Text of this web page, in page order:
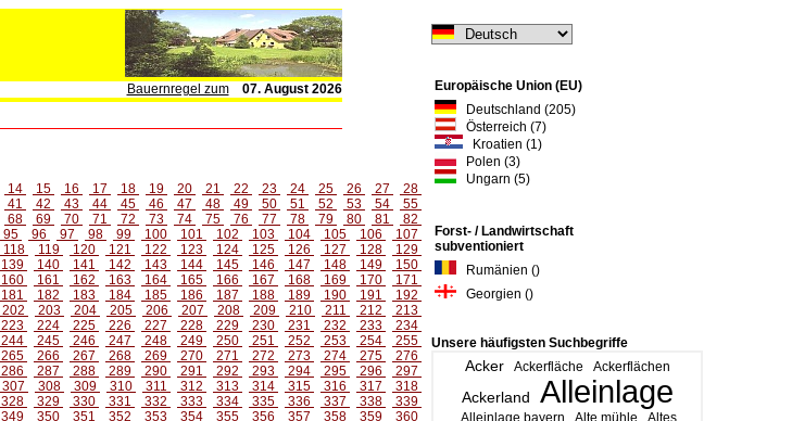
Bauernregel zum
07. August 2026
Europäische Union (EU)
Deutschland (205)
Österreich (7)
Kroatien (1)
Polen (3)
Ungarn (5)
Forst- / Landwirtschaft
subventioniert
Rumänien ()
Georgien ()
Unsere häufigsten Suchbegriffe
Acker Ackerfläche Ackerflächen
Ackerland Alleinlage
Alleinlage bayern Alte mühle
Altes
14 15 16 17 18 19 20 21 22 23 24 25 26 27
28
41 42 43 44 45 46 47 48 49 50 51 52 53 54
55
68 69 70 71 72 73 74 75 76 77 78 79 80 81
82
95 96 97 98 99 100 101 102 103 104 105 106
107
118 119 120 121 122 123 124 125 126 127 128
129
139 140 141 142 143 144 145 146 147 148 149
150
160 161 162 163 164 165 166 167 168 169 170
171
181 182 183 184 185 186 187 188 189 190 191
192
202 203 204 205 206 207 208 209 210 211 212
213
223 224 225 226 227 228 229 230 231 232 233
234
244 245 246 247 248 249 250 251 252 253 254
255
265 266 267 268 269 270 271 272 273 274 275
276
286 287 288 289 290 291 292 293 294 295 296
297
307 308 309 310 311 312 313 314 315 316 317
318
328 329 330 331 332 333 334 335 336 337 338
339
349 350 351 352 353 354 355 356 357 358 359
360